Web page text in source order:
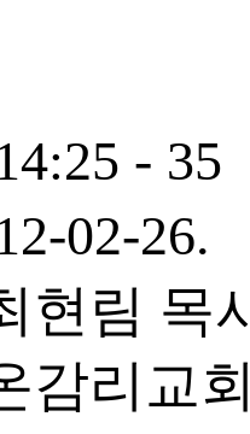
- 35
02-26.
현림 목
감리교